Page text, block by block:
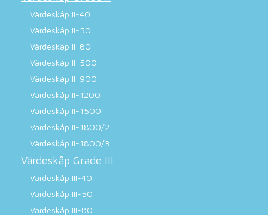
Värdeskåp II-40
Värdeskåp II-50
Värdeskåp II-80
Värdeskåp II-500
Värdeskåp II-900
Värdeskåp II-1200
Värdeskåp II-1500
Värdeskåp II-1800/2
Värdeskåp II-1800/3
Värdeskåp Grade III
Värdeskåp III-40
Värdeskåp III-50
Värdeskåp III-80